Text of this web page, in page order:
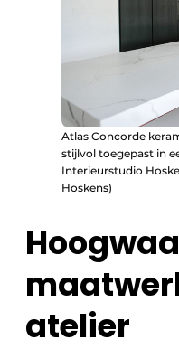
Atlas Concorde
stijlvol toegepast in
Interieurstudio
Hoskens)
atelier